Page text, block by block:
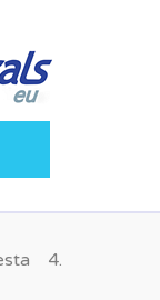
4.